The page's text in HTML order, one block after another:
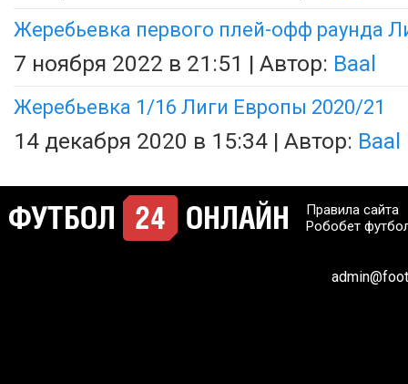
Жеребьевка первого плей-офф раунда
7 ноября 2022 в 21:51 | Автор: Baal
Жеребьевка 1/16 Лиги Европы 2020/21
14 декабря 2020 в 15:34 | Автор: Baal
Правила сайта
Робобет